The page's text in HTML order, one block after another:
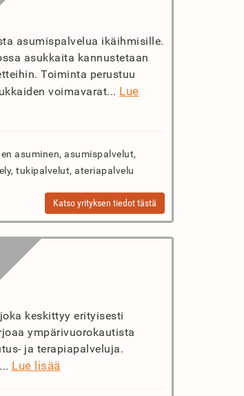
asumispalvelua ikäihmisille.
asukkaita kannustetaan
Toiminta perustuu
voimavarat... Lue
asuminen, asumispalvelut,
tukipalvelut, ateriapalvelu
Katso yrityksen tiedot tästä
keskittyy erityisesti
ympärivuorokautista
ja terapiapalveluja.
Lue lisää